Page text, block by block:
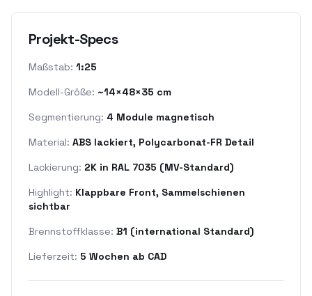
Projekt-Specs
Maßstab: 1:25
Modell-Größe: ~14×48×35 cm
Segmentierung: 4 Module magnetisch
Material: ABS lackiert, Polycarbonat-FR Detail
Lackierung: 2K in RAL 7035 (MV-Standard)
Highlight: Klappbare Front, Sammelschienen
sichtbar
Brennstoffklasse: B1 (international Standard)
Lieferzeit: 5 Wochen ab CAD